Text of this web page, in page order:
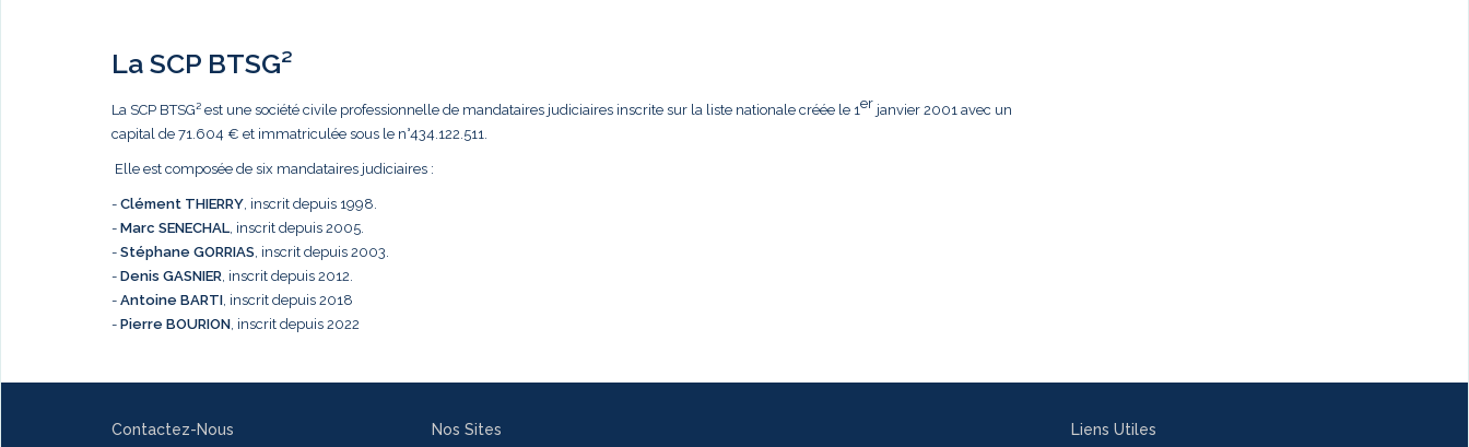
La SCP BTSG²
La SCP BTSG² est une société civile professionnelle de mandataires judiciaires inscrite sur la liste nationale créée le 1er janvier 2001 avec un
capital de 71.604 € et immatriculée sous le n°434.122.511.
Elle est composée de six mandataires judiciaires :
- Clément THIERRY, inscrit depuis 1998.
- Marc SENECHAL, inscrit depuis 2005.
- Stéphane GORRIAS, inscrit depuis 2003.
- Denis GASNIER, inscrit depuis 2012.
- Antoine BARTI, inscrit depuis 2018
- Pierre BOURION, inscrit depuis 2022
Contactez-Nous Nos Sites Liens Utiles